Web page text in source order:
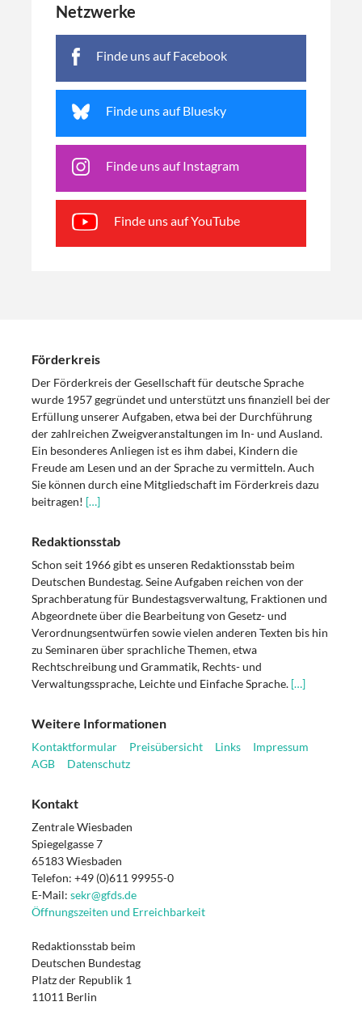
Netzwerke
Finde uns auf Facebook
Finde uns auf Bluesky
Finde uns auf Instagram
Finde uns auf YouTube
Förderkreis
Der Förderkreis der Gesellschaft für deutsche Sprache
wurde 1957 gegründet und unterstützt uns finanziell bei der
Erfüllung unserer Aufgaben, etwa bei der Durchführung
der zahlreichen Zweigveranstaltungen im In- und Ausland.
Ein besonderes Anliegen ist es ihm dabei, Kindern die
Freude am Lesen und an der Sprache zu vermitteln. Auch
Sie können durch eine Mitgliedschaft im Förderkreis dazu
beitragen! […]
Redaktionsstab
Schon seit 1966 gibt es unseren Redaktionsstab beim
Deutschen Bundestag. Seine Aufgaben reichen von der
Sprachberatung für Bundestagsverwaltung, Fraktionen und
Abgeordnete über die Bearbeitung von Gesetz- und
Verordnungsentwürfen sowie vielen anderen Texten bis hin
zu Seminaren über sprachliche Themen, etwa
Rechtschreibung und Grammatik, Rechts- und
Verwaltungssprache, Leichte und Einfache Sprache. […]
Weitere Informationen
Kontaktformular Preisübersicht Links
Impressum
AGB
Datenschutz
Kontakt
Zentrale Wiesbaden
Spiegelgasse 7
65183 Wiesbaden
Telefon: +49 (0)611 99955-0
E-Mail: sekr@gfds.de
Öffnungszeiten und Erreichbarkeit
Redaktionsstab beim
Deutschen Bundestag
Platz der Republik 1
11011 Berlin